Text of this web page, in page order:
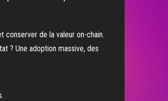
conserver de la valeur on-chain.
? Une adoption massive, des